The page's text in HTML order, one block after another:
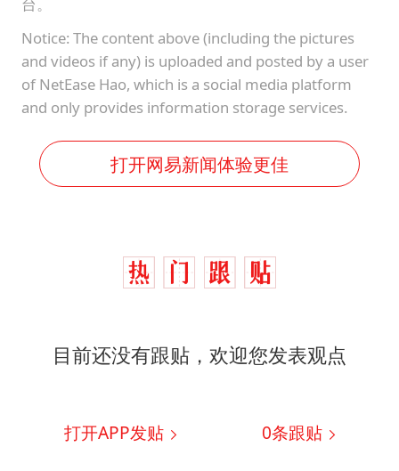
Notice: The content above (including the pictures
and videos if any) is uploaded and posted by a user
of NetEase Hao, which is a social media platform
and only provides information storage services.
打开网易新闻体验更佳
目前还没有跟贴，欢迎您发表观点
打开APP发贴 0条跟贴